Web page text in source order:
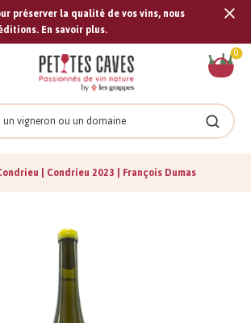
préserver la qualité de vos vins, nous
En savoir plus.
0
| Condrieu 2023 | François Dumas